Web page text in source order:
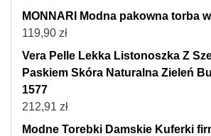
MONNARI Modna pakowna torba
119,90 zł
Vera Pelle Lekka Listonoszka Z
Paskiem Skóra Naturalna Zieleń
1577
212,91 zł
Modne Torebki Damskie Kuferki